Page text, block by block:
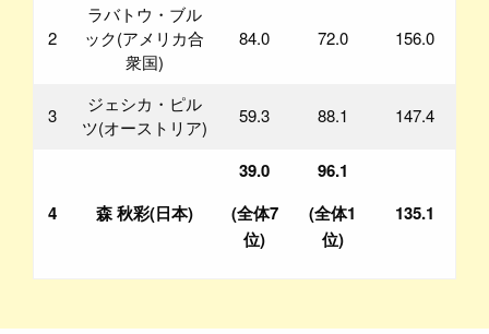
2
ラバトウ・ブル
ック(アメリカ合
衆国)
84.0 72.0 156.0
3
ジェシカ・ピル
ツ(オーストリア)
59.3 88.1 147.4
4 森 秋彩(日本)
39.0
(全体7
位)
96.1
(全体1
位)
135.1